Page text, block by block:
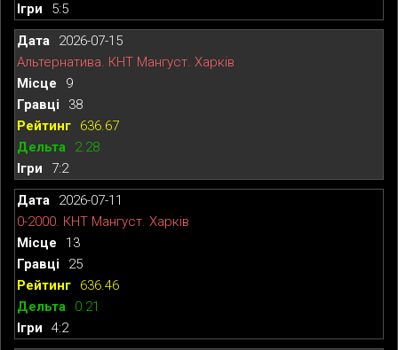
5:5
2026-07-15
Альтернатива. КНТ Мангуст. Харків
9
38
636.67
2.28
7:2
2026-07-11
0-2000. КНТ Мангуст. Харків
13
25
636.46
0.21
4:2